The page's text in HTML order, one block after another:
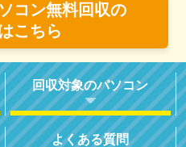
コン無料回収の
こちら
回収対象のパソコン
よくある質問